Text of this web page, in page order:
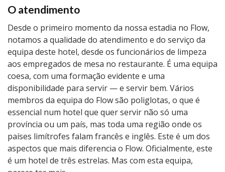
O atendimento
Desde o primeiro momento da nossa estadia no Flow,
notamos a qualidade do atendimento e do serviço da
equipa deste hotel, desde os funcionários de limpeza
aos empregados de mesa no restaurante. É uma equipa
coesa, com uma formação evidente e uma
disponibilidade para servir — e servir bem. Vários
membros da equipa do Flow são poliglotas, o que é
essencial num hotel que quer servir não só uma
província ou um país, mas toda uma região onde os
países limítrofes falam francês e inglês. Este é um dos
aspectos que mais diferencia o Flow. Oficialmente, este
é um hotel de três estrelas. Mas com esta equipa,